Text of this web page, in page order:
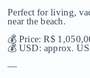
Perfect for living,
near the beach.
💰 Price: R$
💰 USD: approx.
—